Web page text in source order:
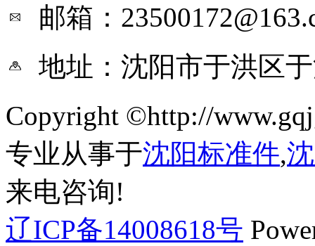
邮箱：
地址：沈阳市于洪区
Copyright ©http://
专业从事于沈阳标准件,
来电咨询!
辽ICP备14008618号